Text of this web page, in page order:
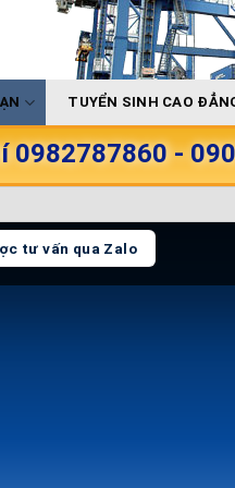
TUYỂN SINH CAO
0982787860 -
tư vấn qua Zalo